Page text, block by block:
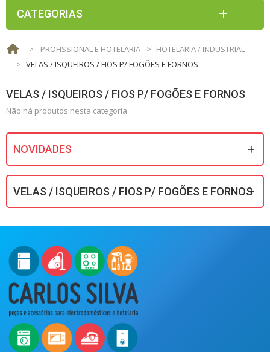
CATEGORIAS
> PROFISSIONAL E HOTELARIA > HOTELARIA / INDUSTRIAL
> VELAS / ISQUEIROS / FIOS P/ FOGÕES E FORNOS
VELAS / ISQUEIROS / FIOS P/ FOGÕES E FORNOS
Não há produtos nesta categoria
NOVIDADES
VELAS / ISQUEIROS / FIOS P/ FOGÕES E FORNOS